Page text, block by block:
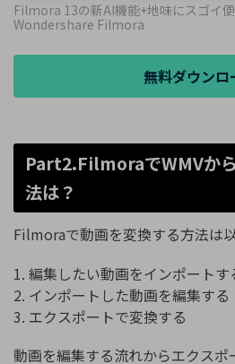
Filmora 13の新AI機能+地味にスゴイ
Wondershare Filmora
無料ダウンロ
Part2.FilmoraでWMVか
法は？
Filmoraで動画を変換する方法は
1. 編集したい動画をインポートす
2. インポートした動画を編集する
3. エクスポートで変換する
動画を編集する流れからエクス